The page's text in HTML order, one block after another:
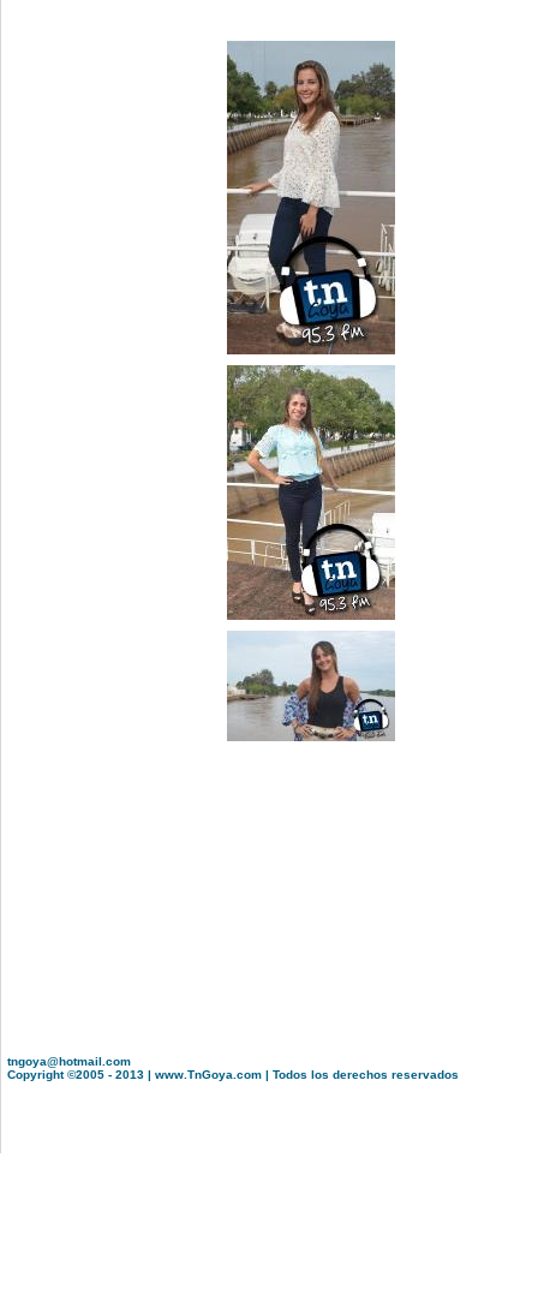
tngoya@hotmail.com
Copyright ©2005 - 2013 | www.TnGoya.com | Todos los derechos reservados